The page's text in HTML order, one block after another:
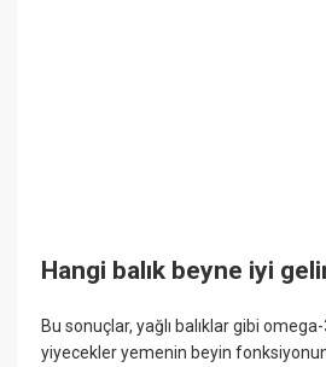
Hangi balık beyne iyi
Bu sonuçlar, yağlı balıklar gibi
yiyecekler yemenin beyin